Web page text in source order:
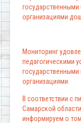
организациями
Мониторинг
педагогическими
организациями.
В соответствии с
Самарской
информируем о